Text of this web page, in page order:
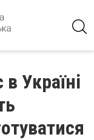
в Україні